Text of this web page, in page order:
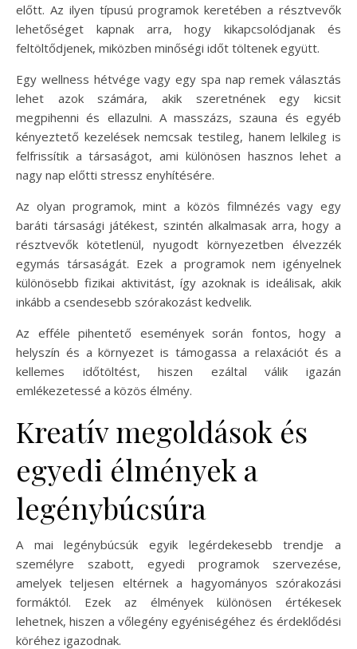
előtt. Az ilyen típusú programok keretében a résztvevők
lehetőséget kapnak arra, hogy kikapcsolódjanak és
feltöltődjenek, miközben minőségi időt töltenek együtt.
Egy wellness hétvége vagy egy spa nap remek választás
lehet azok számára, akik szeretnének egy kicsit
megpihenni és ellazulni. A masszázs, szauna és egyéb
kényeztető kezelések nemcsak testileg, hanem lelkileg is
felfrissítik a társaságot, ami különösen hasznos lehet a
nagy nap előtti stressz enyhítésére.
Az olyan programok, mint a közös filmnézés vagy egy
baráti társasági játékest, szintén alkalmasak arra, hogy a
résztvevők kötetlenül, nyugodt környezetben élvezzék
egymás társaságát. Ezek a programok nem igényelnek
különösebb fizikai aktivitást, így azoknak is ideálisak, akik
inkább a csendesebb szórakozást kedvelik.
Az efféle pihentető események során fontos, hogy a
helyszín és a környezet is támogassa a relaxációt és a
kellemes időtöltést, hiszen ezáltal válik igazán
emlékezetessé a közös élmény.
Kreatív megoldások és
egyedi élmények a
legénybúcsúra
A mai legénybúcsúk egyik legérdekesebb trendje a
személyre szabott, egyedi programok szervezése,
amelyek teljesen eltérnek a hagyományos szórakozási
formáktól. Ezek az élmények különösen értékesek
lehetnek, hiszen a vőlegény egyéniségéhez és érdeklődési
köréhez igazodnak.